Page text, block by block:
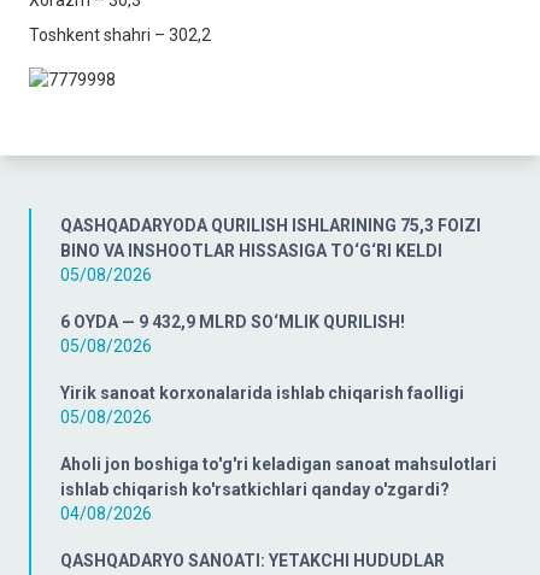
QASHQADARYODA QURILISH ISHLARINING 75,3 FOIZI
BINO VA INSHOOTLAR HISSASIGA TO‘G‘RI KELDI
05/08/2026
6 OYDA — 9 432,9 MLRD SO‘MLIK QURILISH!
05/08/2026
Yirik sanoat korxonalarida ishlab chiqarish faolligi
05/08/2026
Aholi jon boshiga to'g'ri keladigan sanoat mahsulotlari
ishlab chiqarish ko'rsatkichlari qanday o'zgardi?
04/08/2026
QASHQADARYO SANOATI: YETAKCHI HUDUDLAR
Toshkent shahri – 302,2